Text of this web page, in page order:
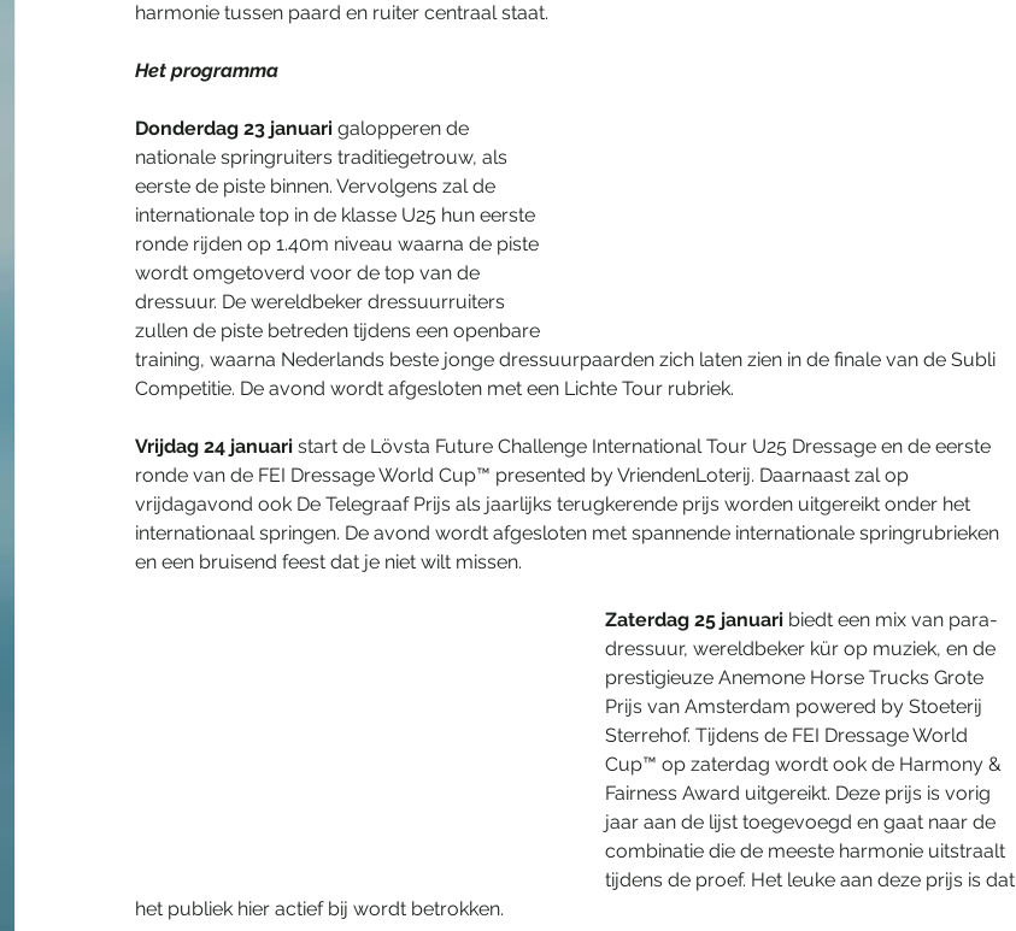
harmonie tussen paard en ruiter centraal staat.
Het programma
Donderdag 23 januari galopperen de
nationale springruiters traditiegetrouw, als
eerste de piste binnen. Vervolgens zal de
internationale top in de klasse U25 hun eerste
ronde rijden op 1.40m niveau waarna de piste
wordt omgetoverd voor de top van de
dressuur. De wereldbeker dressuurruiters
zullen de piste betreden tijdens een openbare
training, waarna Nederlands beste jonge dressuurpaarden zich laten zien in de finale van de Subli
Competitie. De avond wordt afgesloten met een Lichte Tour rubriek.
Vrijdag 24 januari start de Lövsta Future Challenge International Tour U25 Dressage en de eerste
ronde van de FEI Dressage World Cup™ presented by VriendenLoterij. Daarnaast zal op
vrijdagavond ook De Telegraaf Prijs als jaarlijks terugkerende prijs worden uitgereikt onder het
internationaal springen. De avond wordt afgesloten met spannende internationale springrubrieken
en een bruisend feest dat je niet wilt missen.
Zaterdag 25 januari biedt een mix van para-
dressuur, wereldbeker kür op muziek, en de
prestigieuze Anemone Horse Trucks Grote
Prijs van Amsterdam powered by Stoeterij
Sterrehof. Tijdens de FEI Dressage World
Cup™ op zaterdag wordt ook de Harmony &
Fairness Award uitgereikt. Deze prijs is vorig
jaar aan de lijst toegevoegd en gaat naar de
combinatie die de meeste harmonie uitstraalt
tijdens de proef. Het leuke aan deze prijs is dat
het publiek hier actief bij wordt betrokken.